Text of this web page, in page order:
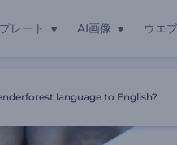
レート AI画像 ウエ
language to English?